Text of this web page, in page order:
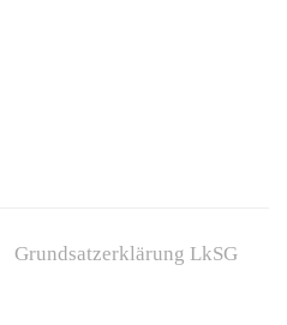
Grundsatzerklärung LkSG